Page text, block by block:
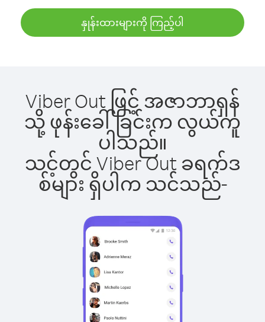
နှုန်းထားများကို ကြည့်ပါ
Viber Out ဖြင့် အဇာဘာရှန်
သို့ ဖုန်းခေါ်ခြင်းက လွယ်ကူ
ပါသည်။
သင့်တွင် Viber Out ခရက်ဒ
စ်များ ရှိပါက သင်သည်-